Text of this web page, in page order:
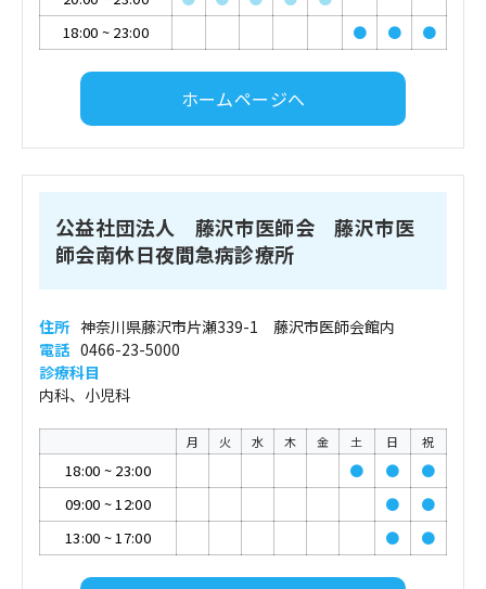
18:00 ~ 23:00 ● ● ●
ホームページへ
公益社団法人 藤沢市医師会 藤沢市医
師会南休日夜間急病診療所
住所 神奈川県藤沢市片瀬339-1 藤沢市医師会館内
電話 0466-23-5000
診療科目
内科、小児科
月 火 水 木 金 土 日 祝
18:00 ~ 23:00 ● ●
●
09:00 ~12:00 ●
●
13:00 ~17:00 ● ●